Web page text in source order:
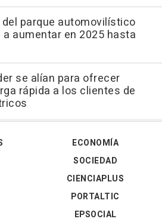
parque automovilístico
aumentar en 2025 hasta
se alían para ofrecer
rápida a los clientes de
ECONOMÍA
SOCIEDAD
CIENCIAPLUS
PORTALTIC
EPSOCIAL